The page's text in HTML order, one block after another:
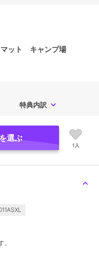
ット キャンプ場
特典内訳
選ぶ
1人